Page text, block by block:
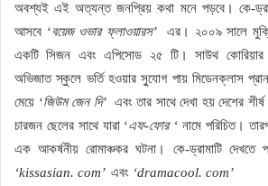
অবশ্যই এই অত্যন্ত জনপ্রিয় কথা মনে পড়বে। কে-
আসবে ‘বয়েজ ওভার ফ্লাওয়ারস’
এর। ২০০৯ সালে
একটি সিজন এবং এপিসোড ২৫ টি। সাউথ কোরিয়ার
অভিজাত স্কুলে ভর্তি হওয়ার সু্যোগ পায় মিডেনক্লাস
মেয়ে ‘জিউম জেন দি’ এবং তার সাথে দেখা হয় দেশের
চারজন ছেলের সাথে যারা ‘এফ-ফোর ‘নামে পরিচিত।
এক আকর্ষনীয় রোমাঞ্চকর ঘটনা। কে-ড্রামাটি দেখতে
‘kissasian. com’ এবং ‘dramacool. com’